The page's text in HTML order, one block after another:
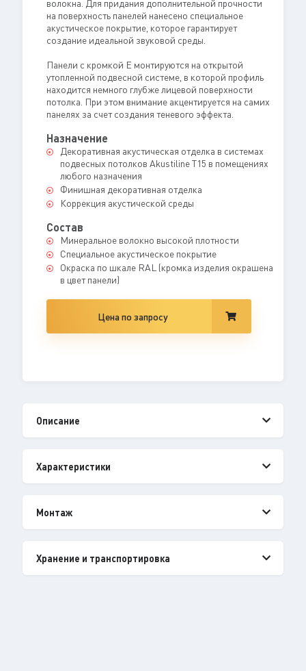
волокна. Для придания дополнительной прочности
на поверхность панелей нанесено специальное
акустическое покрытие, которое гарантирует
создание идеальной звуковой среды.
Панели с кромкой Е монтируются на открытой
утопленной подвесной системе, в которой профиль
находится немного глубже лицевой поверхности
потолка. При этом внимание акцентируется на самих
панелях за счет создания теневого эффекта.
Назначение
Декоративная акустическая отделка в системах
подвесных потолков Akustiline Т15 в помещениях
любого назначения
Финишная декоративная отделка
Коррекция акустической среды
Состав
Минеральное волокно высокой плотности
Специальное акустическое покрытие
Окраска по шкале RAL (кромка изделия окрашена
в цвет панели)
Цена по запросу
Описание
Характеристики
Монтаж
Хранение и транспортировка